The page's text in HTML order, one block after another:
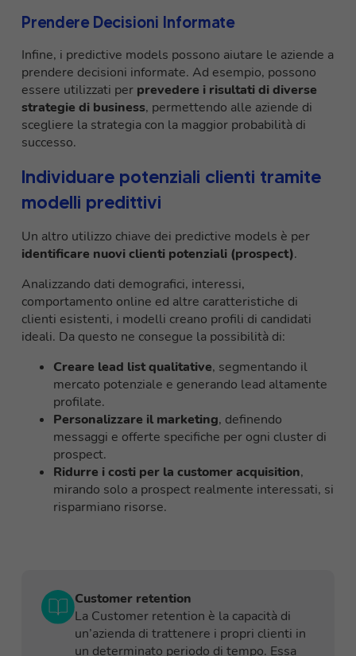
Prendere Decisioni Informate
Infine, i predictive models possono aiutare le aziende a
prendere decisioni informate. Ad esempio, possono
essere utilizzati per prevedere i risultati di diverse
strategie di business, permettendo alle aziende di
scegliere la strategia con la maggior probabilità di
successo.
Individuare potenziali clienti tramite
modelli predittivi
Un altro utilizzo chiave dei predictive models è per
identificare nuovi clienti potenziali (prospect).
Analizzando dati demografici, interessi,
comportamento online ed altre caratteristiche di
clienti esistenti, i modelli creano profili di candidati
ideali. Da questo ne consegue la possibilità di:
Creare lead list qualitative, segmentando il
mercato potenziale e generando lead altamente
profilate.
Personalizzare il marketing, definendo
messaggi e offerte specifiche per ogni cluster di
prospect.
Ridurre i costi per la customer acquisition,
mirando solo a prospect realmente interessati, si
risparmiano risorse.
Customer retention
La Customer retention è la capacità di
un’azienda di trattenere i propri clienti in
un determinato periodo di tempo. Essa